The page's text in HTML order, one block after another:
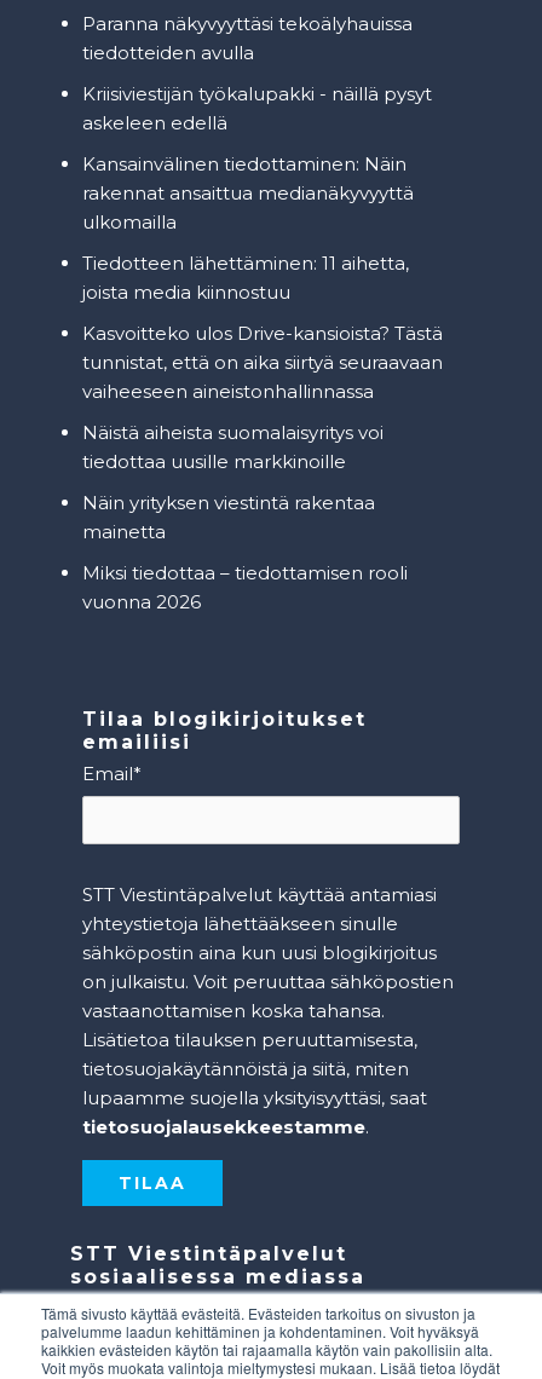
Tämä sivusto käyttää evästeitä. Evästeiden tarkoitus on sivuston ja
palvelumme laadun kehittäminen ja kohdentaminen. Voit hyväksyä
kaikkien evästeiden käytön tai rajaamalla käytön vain pakollisiin alta.
Voit myös muokata valintoja mieltymystesi mukaan. Lisää tietoa löydät
Paranna näkyvyyttäsi tekoälyhauissa
tiedotteiden avulla
Kriisiviestijän työkalupakki - näillä pysyt
askeleen edellä
Kansainvälinen tiedottaminen: Näin
rakennat ansaittua medianäkyvyyttä
ulkomailla
Tiedotteen lähettäminen: 11 aihetta,
joista media kiinnostuu
Kasvoitteko ulos Drive-kansioista? Tästä
tunnistat, että on aika siirtyä seuraavaan
vaiheeseen aineistonhallinnassa
Näistä aiheista suomalaisyritys voi
tiedottaa uusille markkinoille
Näin yrityksen viestintä rakentaa
mainetta
Miksi tiedottaa – tiedottamisen rooli
vuonna 2026
Tilaa blogikirjoitukset
emailiisi
Email*
STT Viestintäpalvelut käyttää antamiasi
yhteystietoja lähettääkseen sinulle
sähköpostin aina kun uusi blogikirjoitus
on julkaistu. Voit peruuttaa sähköpostien
vastaanottamisen koska tahansa.
Lisätietoa tilauksen peruuttamisesta,
tietosuojakäytännöistä ja siitä, miten
lupaamme suojella yksityisyyttäsi, saat
tietosuojalausekkeestamme.
STT Viestintäpalvelut
sosiaalisessa mediassa